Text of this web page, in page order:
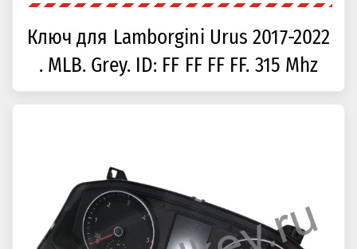
Ключ для Lamborgini Urus 2017-2022
. MLB. Grey. ID: FF FF FF FF. 315 Mhz